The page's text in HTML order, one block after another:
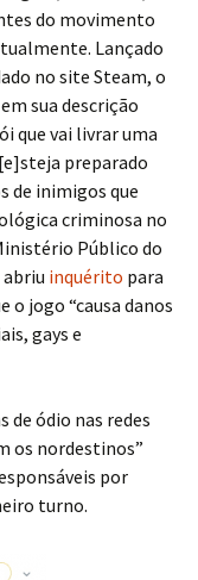
do movimento
Lançado
no site Steam, o
sua descrição
que vai livrar uma
preparado
de inimigos que
criminosa no
Público do
inquérito para
o jogo “causa danos
gays e
de ódio nas redes
os nordestinos”
por
turno.